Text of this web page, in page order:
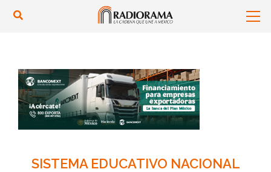
SISTEMA EDUCATIVO NACIONAL